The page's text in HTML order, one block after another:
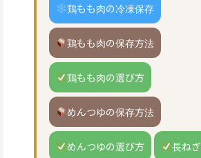
鶏もも肉の冷凍保存
鶏もも肉の保存方法
鶏もも肉の選び方
めんつゆの保存方法
めんつゆの選び方 長ね